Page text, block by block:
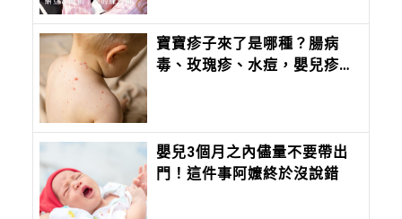
寶寶疹子來了是哪種？腸病
毒、玫瑰疹、水痘，嬰兒疹子
嬰兒3個月之內儘量不要帶出
門！這件事阿嬤終於沒說錯